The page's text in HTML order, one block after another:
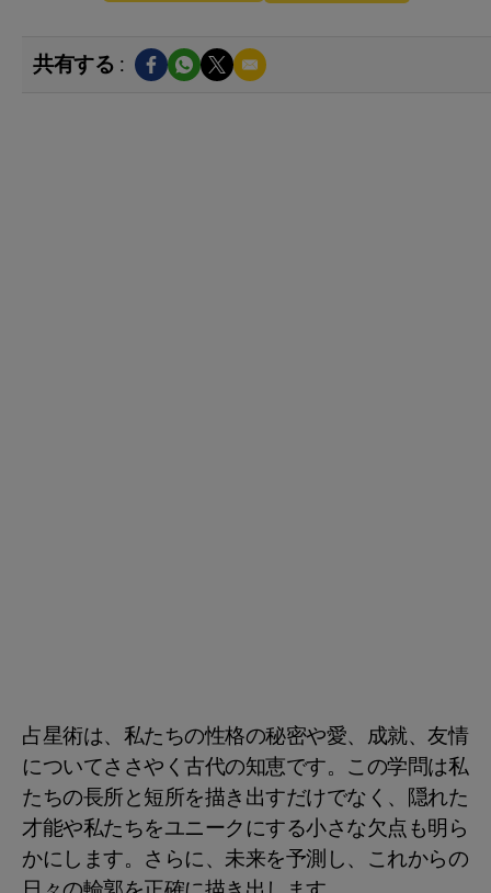
共有する :
占星術は、私たちの性格の秘密や愛、成就、友情
についてささやく古代の知恵です。この学問は私
たちの長所と短所を描き出すだけでなく、隠れた
才能や私たちをユニークにする小さな欠点も明ら
かにします。さらに、未来を予測し、これからの